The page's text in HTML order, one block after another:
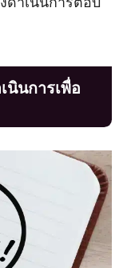
นการเพื่อ